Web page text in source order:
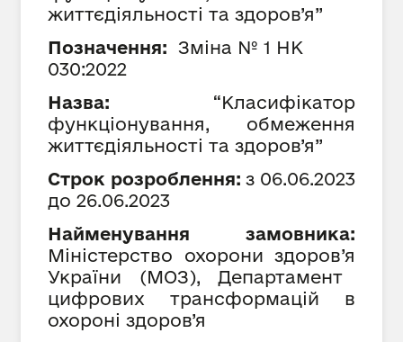
життєдіяльності та здоров’я”
Позначення: Зміна № 1 НК
030:2022
Назва:
“Класифікатор
функціонування, обмеження
життєдіяльності та здоров’я”
Строк розроблення: з 06.06.2023
до 26.06.2023
Найменування замовника:
Міністерство охорони здоров’я
України (МОЗ), Департамент
цифрових трансформацій в
охороні здоров’я